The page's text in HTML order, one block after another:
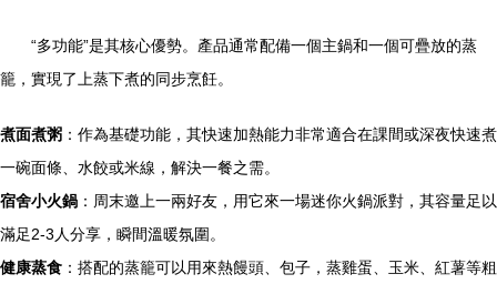
“多功能”是其核心優勢。產品通常配備一個主鍋和一個可疊放的蒸
籠，實現了上蒸下煮的同步烹飪。
煮面煮粥 ：作為基礎功能，其快速加熱能力非常適合在課間或深夜快速煮
一碗面條、水餃或米線，解決一餐之需。
宿舍小火鍋 ：周末邀上一兩好友，用它來一場迷你火鍋派對，其容量足以
滿足2-3人分享，瞬間溫暖氛圍。
健康蒸食 ：搭配的蒸籠可以用來熱饅頭、包子，蒸雞蛋、玉米、紅薯等粗